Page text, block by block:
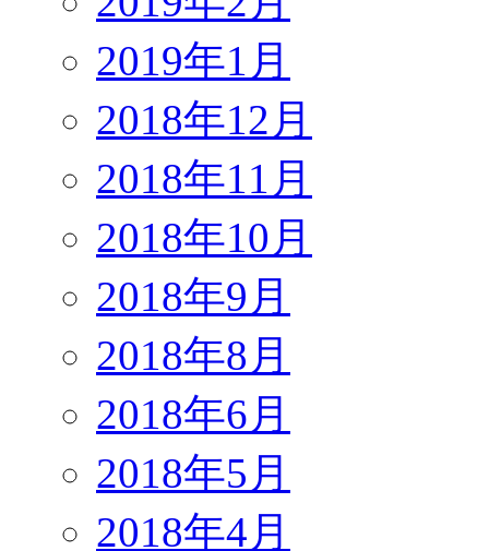
2019年1月
2018年12月
2018年11月
2018年10月
2018年9月
2018年8月
2018年6月
2018年5月
2018年4月